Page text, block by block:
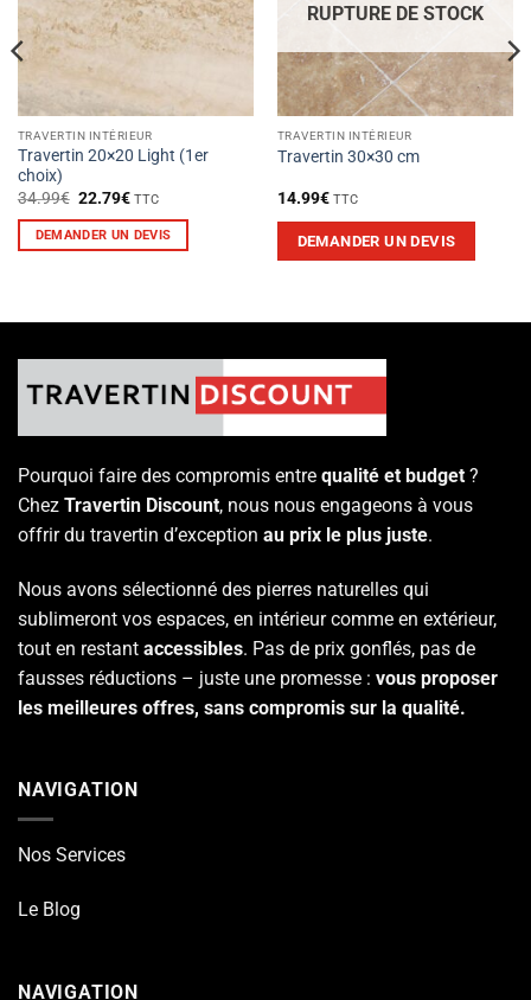
TRAVERTIN INTÉRIEUR
Travertin 20×20 Light (1er
choix)
34.99€ Le
initial
était :
22.79€Le
actuel
est :
TTC
DEMANDER UN DEVIS
RUPTURE DE STOCK
TRAVERTIN INTÉRIEUR
Travertin 30×30 cm
14.99€ TTC
DEMANDER UN DEVIS
Pourquoi faire des compromis entre qualité et budget ?
Chez Travertin Discount, nous nous engageons à vous
offrir du travertin d’exception au prix le plus juste.
Nous avons sélectionné des pierres naturelles qui
sublimeront vos espaces, en intérieur comme en extérieur,
tout en restant accessibles. Pas de prix gonflés, pas de
fausses réductions – juste une promesse : vous proposer
les meilleures offres, sans compromis sur la qualité.
NAVIGATION
Nos Services
Le Blog
NAVIGATION